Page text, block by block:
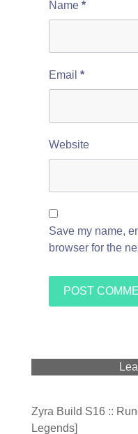
Name *
Email *
Website
Save my name,
browser for the
Zyra Build S16 ::
Legends]